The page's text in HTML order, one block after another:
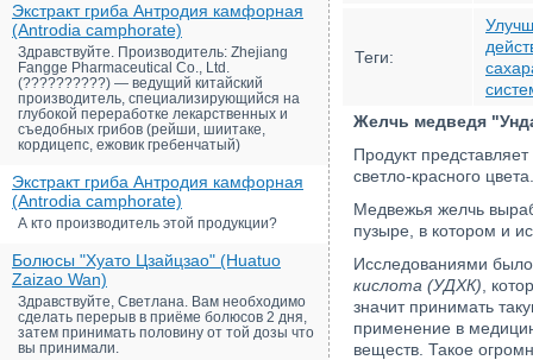
Экстракт гриба Антродия камфорная
(Antrodia camphorate)
Здравствуйте. Производитель: Zhejiang
Fangge Pharmaceutical Co., Ltd.
(??????????) — ведущий китайский
производитель, специализирующийся на
глубокой переработке лекарственных и
съедобных грибов (рейши, шиитаке,
кордицепс, ежовик гребенчатый)
Экстракт гриба Антродия камфорная
(Antrodia camphorate)
А кто производитель этой продукции?
Болюсы "Хуато Цзайцзао" (Huatuo
Zaizao Wan)
Здравствуйте, Светлана. Вам необходимо
сделать перерыв в приёме болюсов 2 дня,
затем принимать половину от той дозы что
вы принимали.
Теги:
Желчь медведя
Продукт
светло-красного
Медвежья желчь
пузыре, в котором и
Исследованиями было
кислота (УДХК) ,
значит принимать
применение в
веществ. Такое